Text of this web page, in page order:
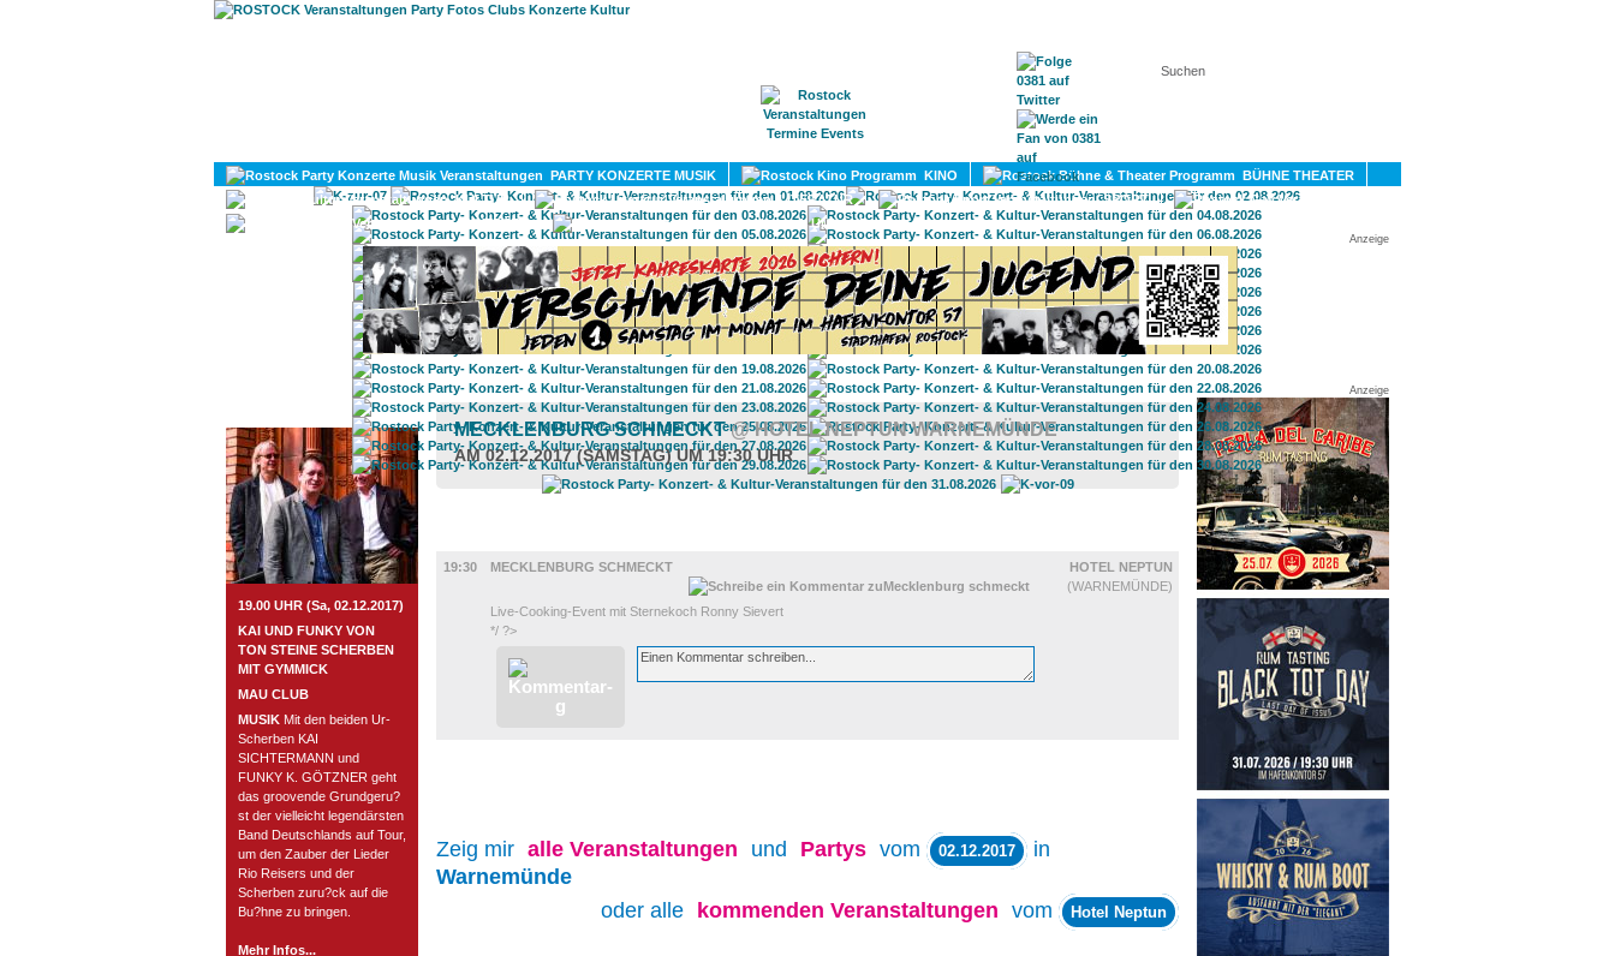
KONTAKT
PARTY KONZERTE MUSIK KINO
BÜHNE THEATER
KULTUR
LITERATUR SPORT
DIVERSES
UMLAND
Anzeige
ROSTOCK TAGESTIPP
19.00 UHR (Sa, 02.12.2017)
KAI UND FUNKY VON
TON STEINE SCHERBEN
MIT GYMMICK
MAU CLUB
MUSIK Mit den beiden Ur-
Scherben KAI
SICHTERMANN und
FUNKY K. GÖTZNER geht
das groovende Grundgeru?
st der vielleicht legendärsten
Band Deutschlands auf Tour,
um den Zauber der Lieder
Rio Reisers und der
Scherben zuru?ck auf die
Bu?hne zu bringen.
Mehr Infos...
Anzeige
MECKLENBURG SCHMECKT@ HOTEL NEPTUN WARNEMÜNDE
AM 02.12.2017 (SAMSTAG) UM 19:30 UHR
19:30
MECKLENBURG SCHMECKT
HOTEL NEPTUN
(WARNEMÜNDE)
Live-Cooking-Event mit Sternekoch Ronny Sievert
*/ ?>
Zeig mir alle Veranstaltungen und Partys vom 02.12.2017
in
Warnemünde
oder alle
kommenden Veranstaltungen vom Hotel Neptun